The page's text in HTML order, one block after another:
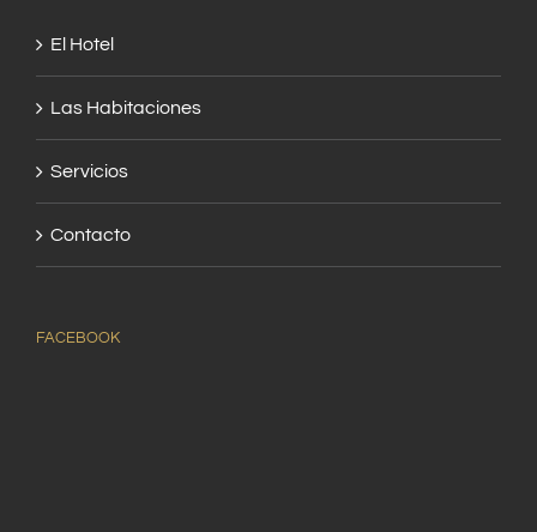
El Hotel
Las Habitaciones
Servicios
Contacto
FACEBOOK